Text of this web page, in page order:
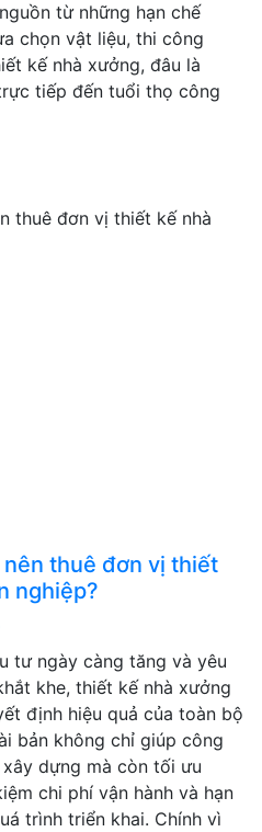
từ những hạn chế
chọn vật liệu, thi công
kế nhà xưởng, đâu là
tiếp đến tuổi thọ công
thuê đơn vị thiết
nghiệp?
tư ngày càng tăng và yêu
khe, thiết kế nhà xưởng
định hiệu quả của toàn bộ
bản không chỉ giúp công
dựng mà còn tối ưu
chi phí vận hành và hạn
trình triển khai. Chính vì